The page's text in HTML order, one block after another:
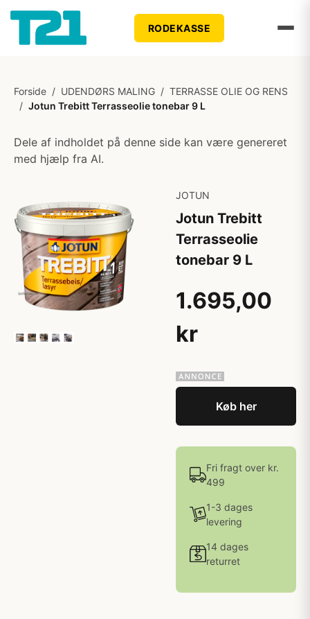
RODEKASSE
Forside / UDENDØRS MALING / TERRASSE OLIE OG RENS
/ Jotun Trebitt Terrasseolie tonebar 9 L
Dele af indholdet på denne side kan være genereret
med hjælp fra AI.
JOTUN
Jotun Trebitt
Terrasseolie
tonebar 9 L
1.695,00
kr
Køb her
Fri fragt over kr.
499
1-3 dages
levering
14 dages
returret